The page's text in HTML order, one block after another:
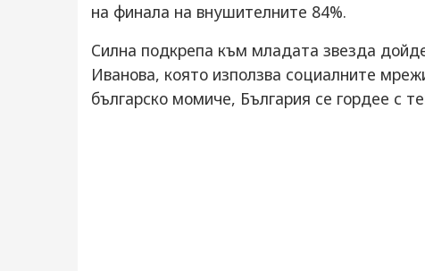
на финала на внушителните 84%.
Силна подкрепа към младата звезда
Иванова, която използва социалните
българско момиче, България се гордее с